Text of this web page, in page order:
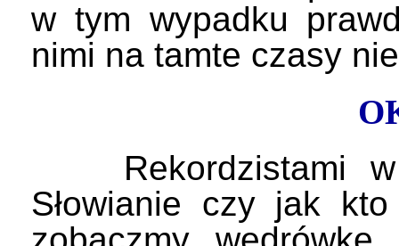
w tym wypadku
nimi na tamte czasy nie
Rekordzistami w
Słowianie czy jak